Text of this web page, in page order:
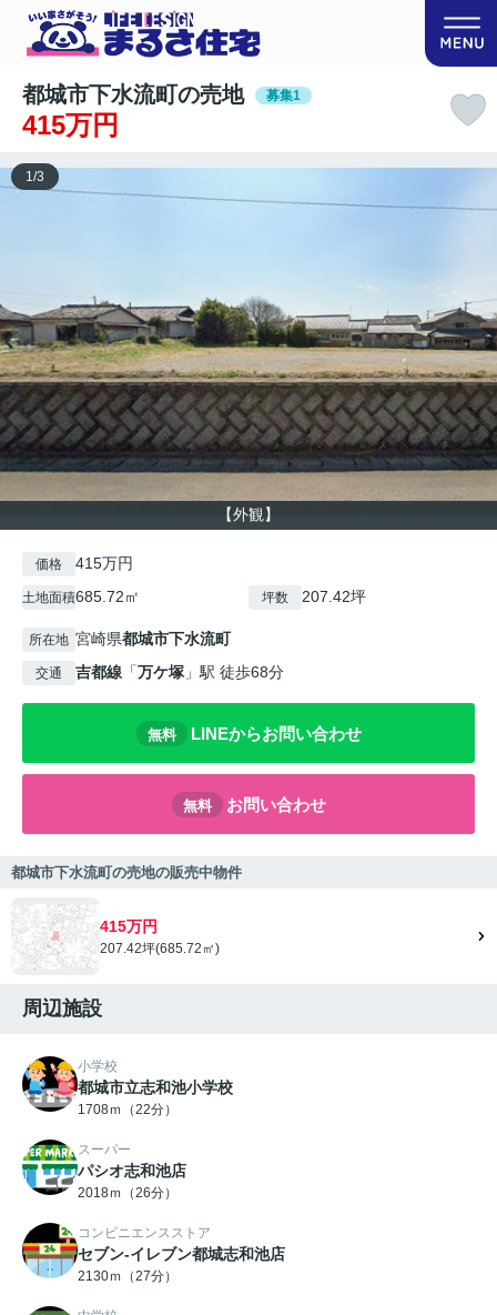
都城市下水流町の売地 募集1
415万円
【外観】
1/3
価格 415万円
土地面積685.72㎡ 坪数 207.42坪
所在地 宮崎県都城市下水流町
交通 吉都線 「万ケ塚 」駅 徒歩68分
無料 LINEからお問い合わせ
無料 お問い合わせ
都城市下水流町の売地の販売中物件
415万円
207.42坪(685.72㎡)
周辺施設
小学校
都城市立志和池小学校
1708ｍ（22分）
スーパー
パシオ志和池店
2018ｍ（26分）
コンビニエンスストア
セブン-イレブン都城志和池店
2130ｍ（27分）